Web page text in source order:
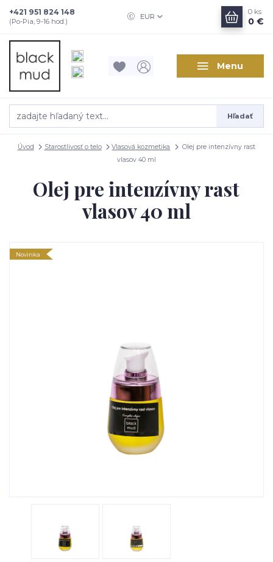
Menu
EUR
Hľadať
+421 951 824 148
(Po-Pia, 9-16 hod.)
0 ks
0 €
Úvod Starostlivosť o telo Vlasová kozmetika
Olej pre intenzívny rast
vlasov 40 ml
Olej pre intenzívny rast
vlasov 40 ml
Novinka